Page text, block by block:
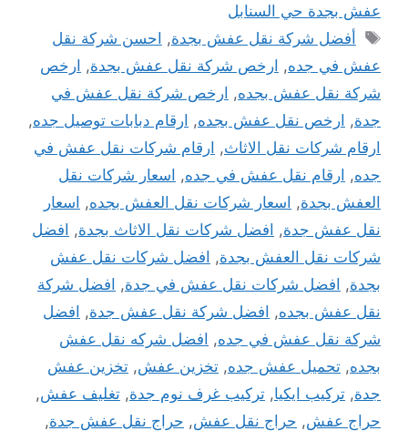
عفش بجدة حي السنابل
الوسوم
أفضل شركة نقل عفش بجدة, احسن شركة نقل
عفش في جده, ارخص شركة نقل عفش بجدة, ارخص
شركة نقل عفش بجده, ارخص شركة نقل عفش في
جدة, ارخص نقل عفش بجده, ارقام دبابات توصيل جده,
ارقام شركات نقل الاثاث, ارقام شركات نقل عفش في
جده, ارقام نقل عفش في جده, اسعار شركات نقل
العفش بجدة, اسعار شركات نقل العفش بجده, اسعار
نقل عفش جدة, افضل شركات نقل الاثاث بجدة, افضل
شركات نقل العفش بجدة, افضل شركات نقل عفش
بجدة, افضل شركات نقل عفش في جدة, افضل شركة
نقل عفش بجده, افضل شركة نقل عفش جدة, افضل
شركة نقل عفش في جده, افضل شركه نقل عفش
بجده, تحميل عفش جده, تخزين عفش, تخزين عفش
جدة, تركيب ايكيا, تركيب غرف نوم جدة, تغليف عفش,
حراج عفش, حراج نقل عفش, حراج نقل عفش جدة,